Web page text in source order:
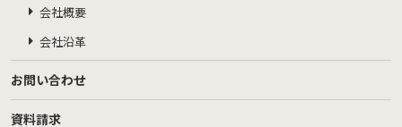
会社概要
会社沿革
お問い合わせ
資料請求